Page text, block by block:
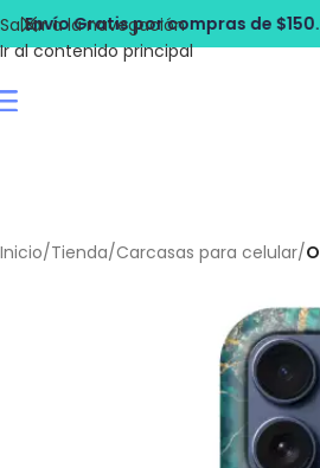
Saltar a la navegación
Ir al contenido principal
de $150.000
Inicio/Tienda/Carcasas para celular/